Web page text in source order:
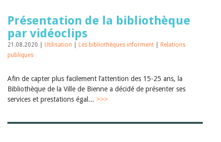
Présentation de la bibliothèque
par vidéoclips
21.08.2020 | Utilisation Les bibliothèques informent
Relations
publiques
Afin de capter plus facilement l’attention des 15-25 ans, la
Bibliothèque de la Ville de Bienne a décidé de présenter ses
services et prestations égal... >>>